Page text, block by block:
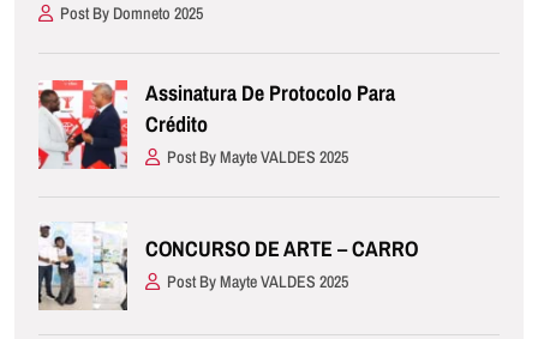
Post By Domneto 2025
Assinatura De Protocolo Para
Crédito
Post By Mayte VALDES 2025
CONCURSO DE ARTE – CARRO
Post By Mayte VALDES 2025